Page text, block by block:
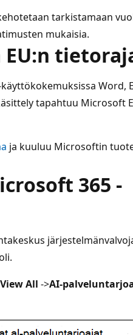
tarkistamaan
mukaisia.
Word,
tapahtuu Microsoft
ja kuuluu Microsoftin
365 -
View All ->AI-